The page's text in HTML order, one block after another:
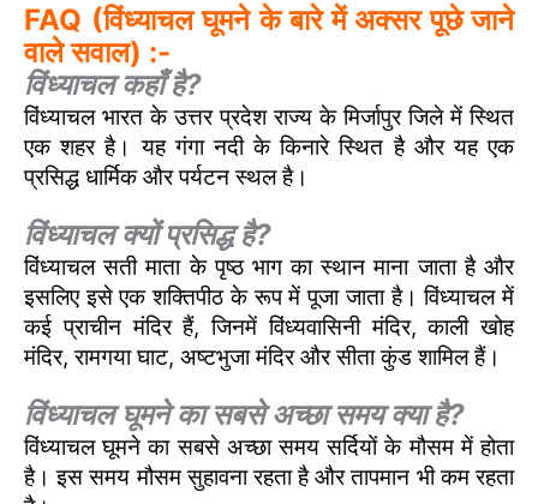
FAQ (विंध्याचल घूमने के बारे में अक्सर पूछे जाने
वाले सवाल) :-
विंध्याचल कहाँ है?
विंध्याचल भारत के उत्तर प्रदेश राज्य के मिर्जापुर जिले में स्थित
एक शहर है। यह गंगा नदी के किनारे स्थित है और यह एक
प्रसिद्ध धार्मिक और पर्यटन स्थल है।
विंध्याचल क्यों प्रसिद्ध है?
विंध्याचल सती माता के पृष्ठ भाग का स्थान माना जाता है और
इसलिए इसे एक शक्तिपीठ के रूप में पूजा जाता है। विंध्याचल में
कई प्राचीन मंदिर हैं, जिनमें विंध्यवासिनी मंदिर, काली खोह
मंदिर, रामगया घाट, अष्टभुजा मंदिर और सीता कुंड शामिल हैं।
विंध्याचल घूमने का सबसे अच्छा समय क्या है?
विंध्याचल घूमने का सबसे अच्छा समय सर्दियों के मौसम में होता
है। इस समय मौसम सुहावना रहता है और तापमान भी कम रहता